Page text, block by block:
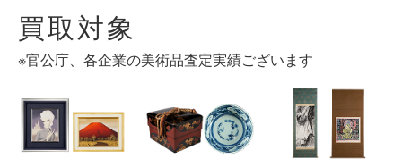
買取対象
※官公庁、各企業の美術品査定実績ございます